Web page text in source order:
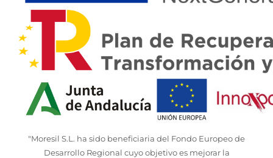
"Moresil S.L. ha sido beneficiaria del Fondo Europeo de
Desarrollo Regional cuyo objetivo es mejorar la